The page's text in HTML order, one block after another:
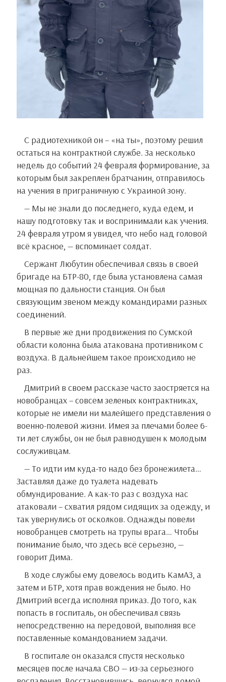
С радиотехникой он – «на ты», поэтому решил
остаться на контрактной службе. За несколько
недель до событий 24 февраля формирование, за
которым был закреплен братчанин, отправилось
на учения в приграничную с Украиной зону.
— Мы не знали до последнего, куда едем, и
нашу подготовку так и воспринимали как учения.
24 февраля утром я увидел, что небо над головой
всё красное, — вспоминает солдат.
Сержант Любутин обеспечивал связь в своей
бригаде на БТР-80, где была установлена самая
мощная по дальности станция. Он был
связующим звеном между командирами разных
соединений.
В первые же дни продвижения по Сумской
области колонна была атакована противником с
воздуха. В дальнейшем такое происходило не
раз.
Дмитрий в своем рассказе часто заостряется на
новобранцах – совсем зеленых контрактниках,
которые не имели ни малейшего представления о
военно-полевой жизни. Имея за плечами более 6-
ти лет службы, он не был равнодушен к молодым
сослуживцам.
— То идти им куда-то надо без бронежилета…
Заставлял даже до туалета надевать
обмундирование. А как-то раз с воздуха нас
атаковали – схватил рядом сидящих за одежду, и
так увернулись от осколков. Однажды повели
новобранцев смотреть на трупы врага… Чтобы
понимание было, что здесь всё серьезно, —
говорит Дима.
В ходе службы ему довелось водить КамАЗ, а
затем и БТР, хотя прав вождения не было. Но
Дмитрий всегда исполнял приказ. До того, как
попасть в госпиталь, он обеспечивал связь
непосредственно на передовой, выполняя все
поставленные командованием задачи.
В госпитале он оказался спустя несколько
месяцев после начала СВО — из-за серьезного